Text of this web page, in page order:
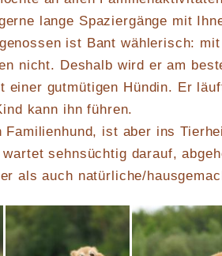
lange Spaziergänge mit
ist Bant wählerisch:
nicht. Deshalb wird er am
einer gutmütigen Hündin. Er
kann ihn führen.
Familienhund, ist aber ins
sehnsüchtig darauf,
als auch natürliche/